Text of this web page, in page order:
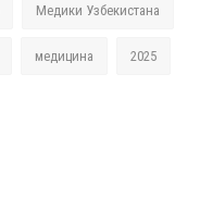
Медики Узбекистана
медицина 2025